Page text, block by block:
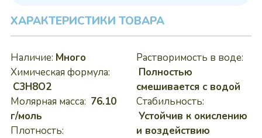
ХАРАКТЕРИСТИКИ ТОВАРА
Наличие: Много
Химическая формула:
C3H8O2
Молярная масса: 76.10
г/моль
Плотность:
Растворимость в воде:
Полностью
смешивается с водой
Стабильность:
Устойчив к окислению
и воздействию